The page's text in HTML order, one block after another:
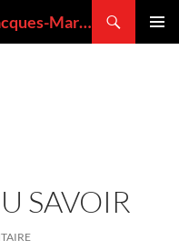
VOLCANMANIA : le blog de Jacques-Marie BARDINTZEFF, volcanologue
SAVOIR